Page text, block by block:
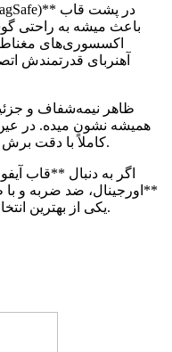
باعث میشه به راحتی
اکسسوری‌های
آهنربای قدرتمندش
ظاهر نیمه‌شفاف و
همیشه نشون میده. در
کاملاً با دقت برش خورده‌ن تا استفاده راحتی داشته باشی.
**اورجینال، ضد ضربه و
مدل Technology Magnetic** یکی از بهترین انتخاب‌هاست.